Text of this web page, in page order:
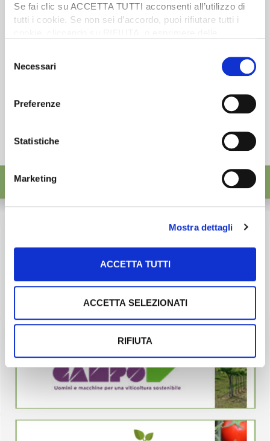
Se fai clic su ACCETTA TUTTI acconsenti all’utilizzo di
tutti i cookie. Se non sei d’accordo, puoi rifiutare tutti i
desideri accettare e cliccando ACCETTA SELEZIONATI.
delNecessari
Preferenze
Statistiche
Marketing
Mostra dettagli
ACCETTA TUTTI
ACCETTA SELEZIONATI
RIFIUTA